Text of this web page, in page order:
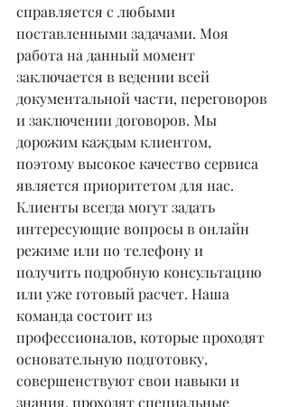
справляется с любыми
поставленными задачами. Моя
работа на данный момент
заключается в ведении всей
документальной части, переговоров
и заключении договоров. Мы
дорожим каждым клиентом,
поэтому высокое качество сервиса
является приоритетом для нас.
Клиенты всегда могут задать
интересующие вопросы в онлайн
режиме или по телефону и
получить подробную консультацию
или уже готовый расчет. Наша
команда состоит из
профессионалов, которые проходят
основательную подготовку,
совершенствуют свои навыки и
знания, проходят специальные